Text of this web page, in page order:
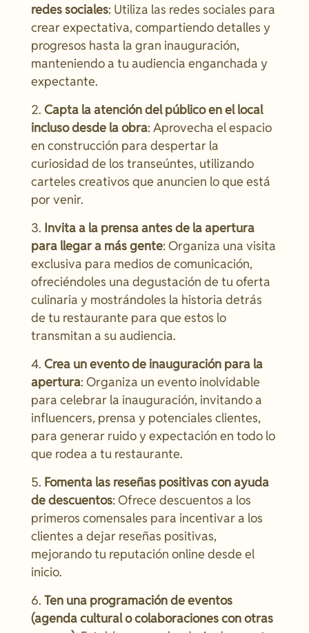
redes sociales: Utiliza las redes sociales para
crear expectativa, compartiendo detalles y
progresos hasta la gran inauguración,
manteniendo a tu audiencia enganchada y
expectante.
Capta la atención del público en el local
incluso desde la obra: Aprovecha el espacio
en construcción para despertar la
curiosidad de los transeúntes, utilizando
carteles creativos que anuncien lo que está
por venir.
Invita a la prensa antes de la apertura
para llegar a más gente: Organiza una visita
exclusiva para medios de comunicación,
ofreciéndoles una degustación de tu oferta
culinaria y mostrándoles la historia detrás
de tu restaurante para que estos lo
transmitan a su audiencia.
Crea un evento de inauguración para la
apertura: Organiza un evento inolvidable
para celebrar la inauguración, invitando a
influencers, prensa y potenciales clientes,
para generar ruido y expectación en todo lo
que rodea a tu restaurante.
Fomenta las reseñas positivas con ayuda
de descuentos: Ofrece descuentos a los
primeros comensales para incentivar a los
clientes a dejar reseñas positivas,
mejorando tu reputación online desde el
inicio.
Ten una programación de eventos
(agenda cultural o colaboraciones con otras